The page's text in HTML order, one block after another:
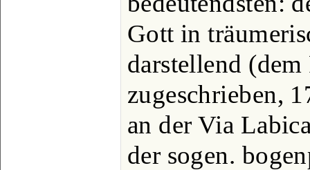
Gott in
darstellend
zugeschrieben,
an der Via
der sogen.